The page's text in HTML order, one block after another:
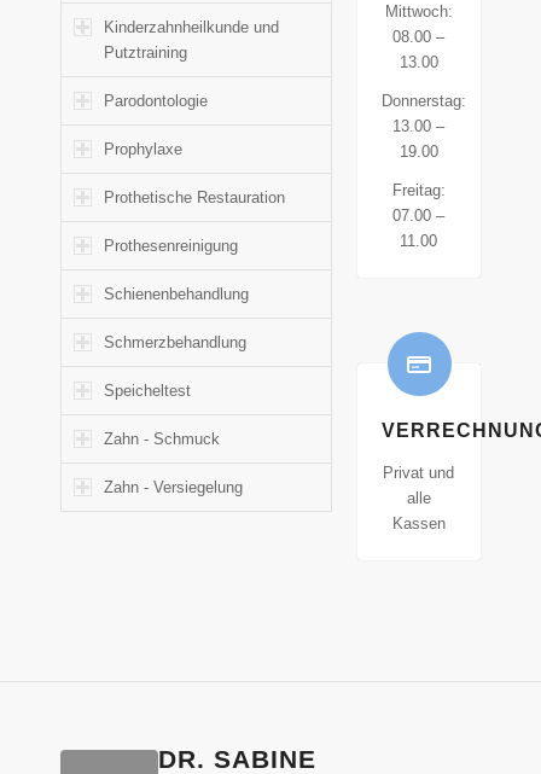
Kinderzahnheilkunde und
Putztraining
Parodontologie
Prophylaxe
Prothetische Restauration
Prothesenreinigung
Schienenbehandlung
Schmerzbehandlung
Speicheltest
Zahn - Schmuck
Zahn - Versiegelung
Mittwoch:
08.00 –
13.00
Donnerstag:
13.00 –
19.00
Freitag:
07.00 –
11.00
Privat und
alle
Kassen
DR. SABINE